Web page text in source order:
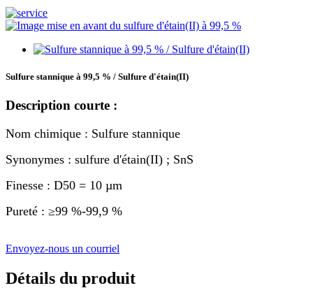
Sulfure stannique à 99,5 % / Sulfure d'étain(II)
Description courte :
Nom chimique : Sulfure stannique
Synonymes : sulfure d'étain(II) ; SnS
Finesse : D50 = 10 µm
Pureté : ≥99 %-99,9 %
Envoyez-nous un courriel
Détails du produit